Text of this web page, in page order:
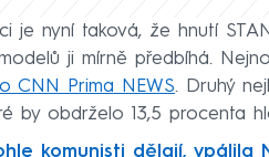
je nyní taková, že hnutí
ji mírně předbíhá.
CNN Prima NEWS. Druhý
by obdrželo 13,5 procenta
komunisti dělají, vpálila